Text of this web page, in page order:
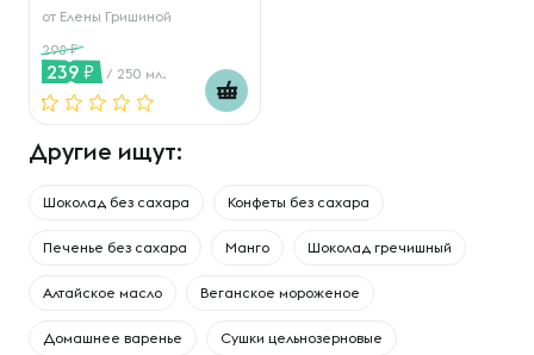
от Елены Гришиной
298
239 / 250 мл.
Другие ищут:
Шоколад без сахара Конфеты без сахара
Печенье без сахара Манго Шоколад гречишный
Алтайское масло Веганское мороженое
Домашнее варенье Сушки цельнозерновые